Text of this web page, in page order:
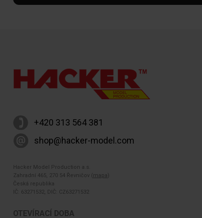
+420 313 564 381
shop@hacker-model.com
Hacker Model Production a.s.
Zahradní 465, 270 54 Řevničov ( mapa )
Česká republika
IČ: 63271532, DIČ: CZ63271532
OTEVÍRACÍ DOBA